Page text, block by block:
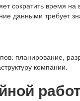
сократить время
данными требует
планирование,
компании.